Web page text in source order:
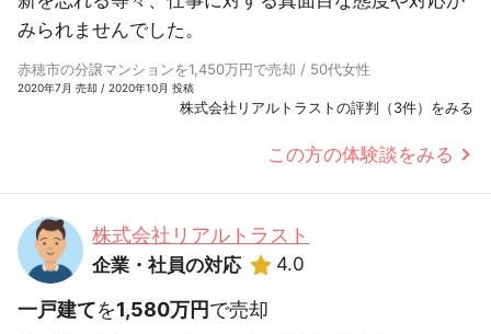
みられませんでした。
赤穂市の分譲マンションを1,450万円で売却 / 50代女性
2020年7月 売却 / 2020年10月 投稿
株式会社リアルトラストの評判（3件）をみる
この方の体験談をみる
株式会社リアルトラスト
企業・社員の対応 4.0
一戸建てを1,580万円で売却